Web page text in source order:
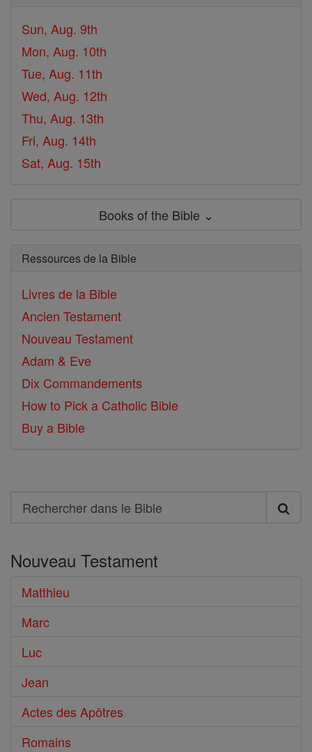
Sun, Aug. 9th
Mon, Aug. 10th
Tue, Aug. 11th
Wed, Aug. 12th
Thu, Aug. 13th
Fri, Aug. 14th
Sat, Aug. 15th
Books of the Bible ⌄
Ressources de la Bible
Livres de la Bible
Ancien Testament
Nouveau Testament
Adam & Eve
Dix Commandements
How to Pick a Catholic Bible
Buy a Bible
Search
Rechercher
le
Bible
Nouveau Testament
Matthieu
Marc
Luc
Jean
Actes des Apôtres
Romains